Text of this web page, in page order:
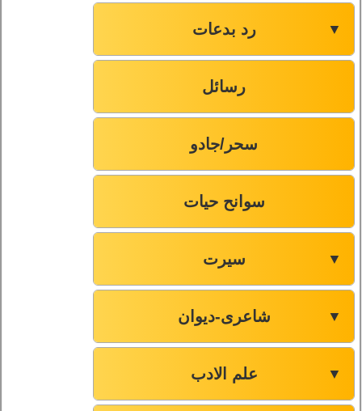
رد بدعات ▼
رسائل
سحر/جادو
سوانح حیات
سیرت ▼
شاعری-دیوان ▼
علم الادب ▼